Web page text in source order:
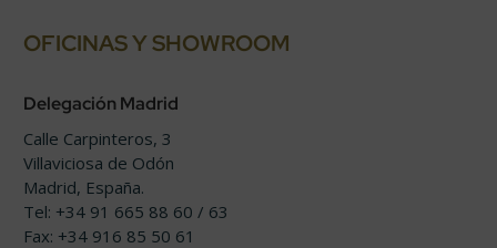
OFICINAS Y SHOWROOM
Delegación Madrid
Calle Carpinteros, 3
Villaviciosa de Odón
Madrid, España.
Tel: +34 91 665 88 60 / 63
Fax: +34 916 85 50 61